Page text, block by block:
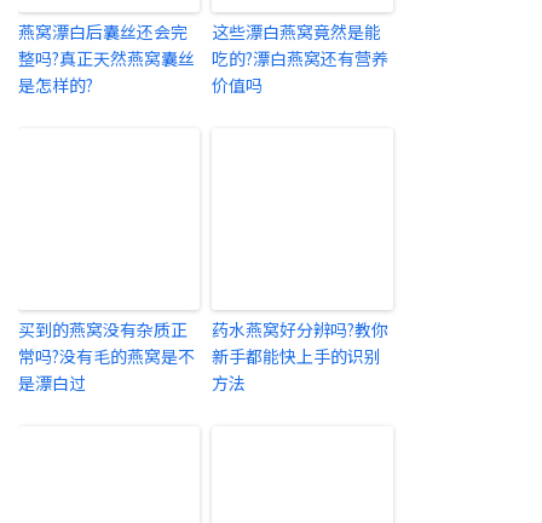
燕窝漂白后囊丝还会完
整吗?真正天然燕窝囊丝
是怎样的?
这些漂白燕窝竟然是能
吃的?漂白燕窝还有营养
价值吗
买到的燕窝没有杂质正
常吗?没有毛的燕窝是不
是漂白过
药水燕窝好分辨吗?教你
新手都能快上手的识别
方法